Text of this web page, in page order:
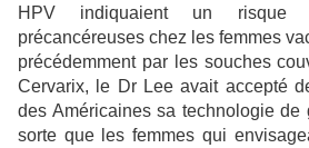
HPV indiquaient un risque
précancéreuses chez les femmes
précédemment par les souches
Cervarix, le Dr Lee avait accepté
des Américaines sa technologie de
sorte que les femmes qui